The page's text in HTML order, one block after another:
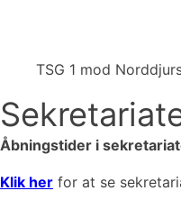
TSG 1 mod
Åbningstider i
Klik her for at se